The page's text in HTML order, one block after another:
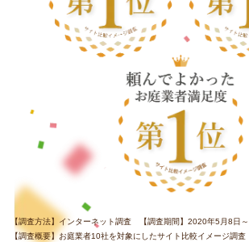
【調査方法】インターネット調査 【調査期間】2020年5月8日
【調査概要】お庭業者10社を対象にしたサイト比較イメージ調査